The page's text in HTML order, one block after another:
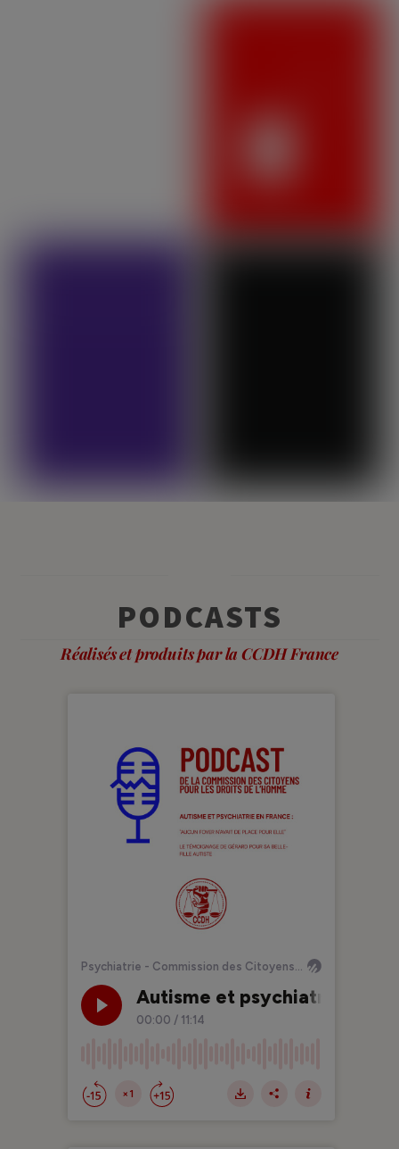
PODCASTS
Réalisés et produits par la CCDH France